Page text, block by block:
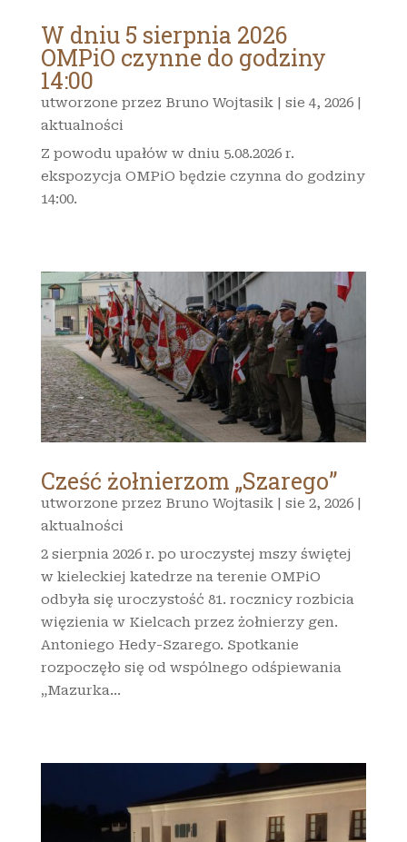
W dniu 5 sierpnia 2026
OMPiO czynne do godziny
14:00
utworzone przez Bruno Wojtasik| sie 4, 2026|
aktualności
Z powodu upałów w dniu 5.08.2026 r.
ekspozycja OMPiO będzie czynna do godziny
14:00.
Cześć żołnierzom „Szarego”
utworzone przez Bruno Wojtasik| sie 2, 2026|
aktualności
2 sierpnia 2026 r. po uroczystej mszy świętej
w kieleckiej katedrze na terenie OMPiO
odbyła się uroczystość 81. rocznicy rozbicia
więzienia w Kielcach przez żołnierzy gen.
Antoniego Hedy-Szarego. Spotkanie
rozpoczęło się od wspólnego odśpiewania
„Mazurka...